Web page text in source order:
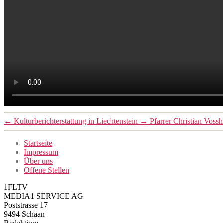
← Kulturberichterstattung in Liechtenstein → Pfarrer Christian
Startseite
Impressum
Über uns
Offene Stellen
1FLTV
MEDIA1 SERVICE AG
Poststrasse 17
9494 Schaan